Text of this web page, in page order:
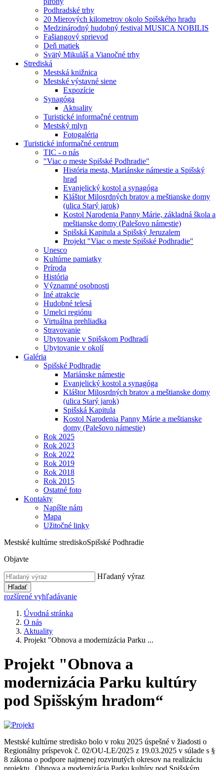
Podhradské trhy
20 Mierových kilometrov okolo Spišského hradu
Medzinárodný hudobný festival MUSICA NOBILIS
Fašiangový sprievod
Deň matiek
Svätý Mikuláš a Vianočné trhy
Strediská
Mestská knižnica
Mestské výstavné siene
Expozície
Synagóga
Aktuality
Turistické informačné centrum
Mestský mlyn
Fotogaléria
Turistické informačné centrum
TIC - o nás
"Viac o meste Spišské Podhradie"
História mesta, Mariánske námestie a Spišský
hrad
Evanjelický kostol a synagóga
Kláštor Milosrdných bratov a meštianske domy
(ulica Starý jarok)
Kostol Narodenia Panny Márie, základná škola a
meštianske domy (Palešovo námestie)
Spišská Kapitula a Spišský Jeruzalem
Projekt "Viac o meste Spišské Podhradie"
Unesco
Kultúrne pamiatky
Príroda
História
Významné osobnosti
Iné atrakcie
Hudobné telesá
Umelci regiónu
Virtuálna prehliadka
Stravovanie
Ubytovanie v Spišskom Podhradí
Ubytovanie v okolí
Galéria
Spišské Podhradie
Mariánske námestie
Evanjelický kostol a synagóga
Kláštor Milosrdných bratov a meštianske domy
(ulica Starý jarok)
Spišská Kapitula
Kostol Narodenia Panny Márie a meštianske
domy (Palešovo námestie)
Rok 2025
Rok 2023
Rok 2022
Rok 2019
Rok 2018
Rok 2015
Ostatné foto
Kontakty
Napíšte nám
Mapa
Užitočné linky
Mestské kultúrne strediskoSpišské Podhradie
Objavte
Hľadaný výraz
Hľadať
rozšírené vyhľadávanie
Úvodná stránka
O nás
Aktuality
Projekt "Obnova a modernizácia Parku ...
Projekt "Obnova a
modernizácia Parku kultúry
pod Spišským hradom“
Mestské kultúrne stredisko bolo v roku 2025 úspešné v žiadosti o
Regionálny príspevok č. 02/OU-LE/2025 z 19.03.2025 v súlade s §
8 zákona o podpore najmenej rozvinutých okresov na realizáciu
projektu „Obnova a modernizácia Parku kultúry pod Spišským